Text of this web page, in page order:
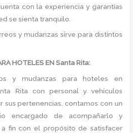
con la experiencia y garantías
se sienta tranquilo.
y mudanzas sirve para distintos
HOTELES EN Santa Rita:
y mudanzas para hoteles en
Rita con personal y vehículos
sus pertenencias, contamos con un
encargado de acompañarlo y
fin con el propósito de satisfacer